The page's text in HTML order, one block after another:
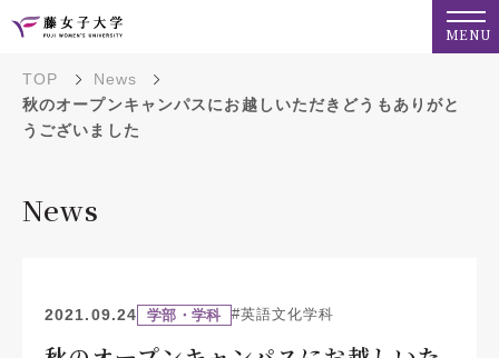
MENU
TOP
News
秋のオープンキャンパスにお越しいただきどうもありがと
うございました
News
2021.09.24 学部・学科 #英語文化学科